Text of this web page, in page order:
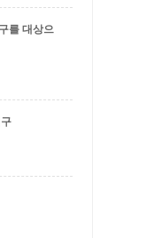
를 대상으